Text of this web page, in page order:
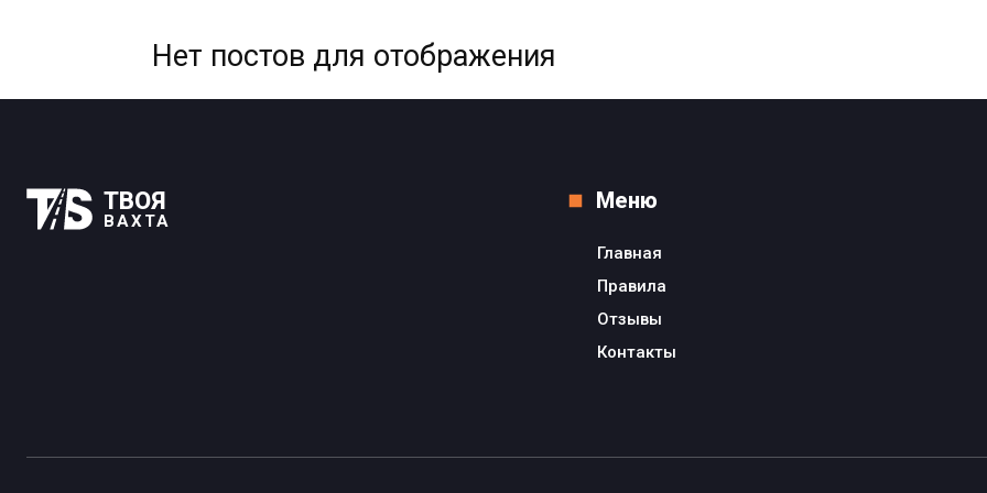
Нет постов для отображения
ТВОЯ
ВАХТА
Меню
Главная
Правила
Отзывы
Контакты